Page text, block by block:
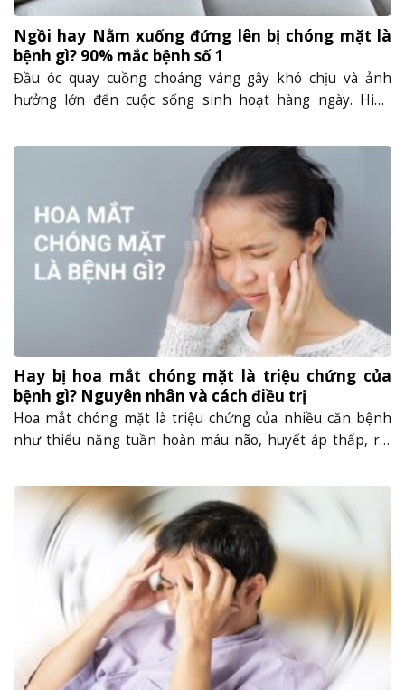
Ngồi hay Nằm xuống đứng lên bị chóng mặt là
bệnh gì? 90% mắc bệnh số 1
Đầu óc quay cuồng choáng váng gây khó chịu và ảnh
hưởng lớn đến cuộc sống sinh hoạt hàng ngày. Hiện
với người trẻ tuổi. Vậy nằm xuống đứng lên bị chóng mặt
là bệnh gì, có nguy hiểm hay không?......
Hay bị hoa mắt chóng mặt là triệu chứng của
bệnh gì? Nguyên nhân và cách điều trị
Hoa mắt chóng mặt là triệu chứng của nhiều căn bệnh
như thiểu năng tuần hoàn máu não, huyết áp thấp, rối
đói, say tàu xe, hay mang thai. Hoa mắt chóng mặt có thể
gây ra nhiều phiền toái cho người......